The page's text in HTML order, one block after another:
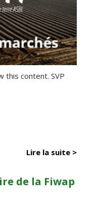
this content. SVP
Lire la suite >
de la Fiwap